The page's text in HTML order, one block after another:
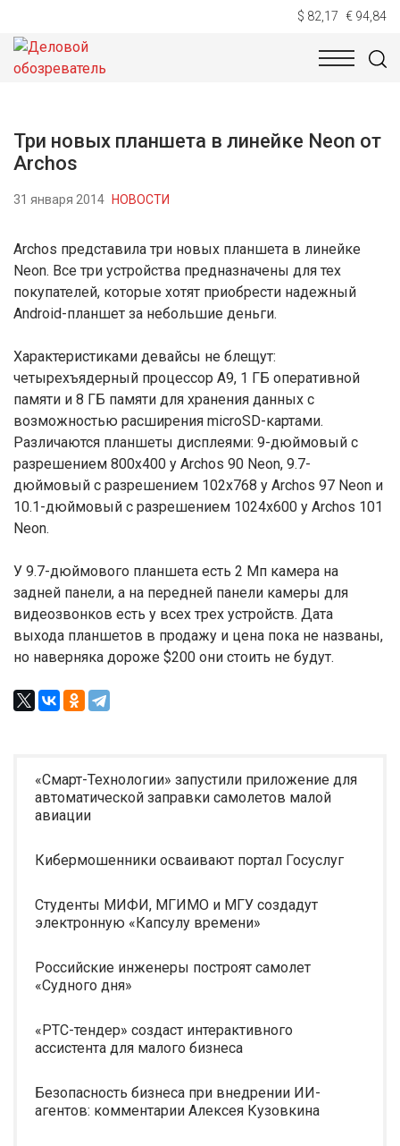
$ 82,17 € 94,84
НОВОСТИ
Три новых планшета в линейке Neon от
Archos
31 января 2014 НОВОСТИ
Archos представила три новых планшета в линейке
Neon. Все три устройства предназначены для тех
покупателей, которые хотят приобрести надежный
Android-планшет за небольшие деньги.
Характеристиками девайсы не блещут:
четырехъядерный процессор A9, 1 ГБ оперативной
памяти и 8 ГБ памяти для хранения данных с
возможностью расширения microSD-картами.
Различаются планшеты дисплеями: 9-дюймовый с
разрешением 800х400 у Archos 90 Neon, 9.7-
дюймовый с разрешением 102х768 у Archos 97 Neon и
10.1-дюймовый с разрешением 1024х600 у Archos 101
Neon.
У 9.7-дюймового планшета есть 2 Мп камера на
задней панели, а на передней панели камеры для
видеозвонков есть у всех трех устройств. Дата
выхода планшетов в продажу и цена пока не названы,
но наверняка дороже $200 они стоить не будут.
«Смарт-Технологии» запустили приложение для
автоматической заправки самолетов малой
авиации
Кибермошенники осваивают портал Госуслуг
Студенты МИФИ, МГИМО и МГУ создадут
электронную «Капсулу времени»
Российские инженеры построят самолет
«Судного дня»
«РТС-тендер» создаст интерактивного
ассистента для малого бизнеса
Безопасность бизнеса при внедрении ИИ-
агентов: комментарии Алексея Кузовкина